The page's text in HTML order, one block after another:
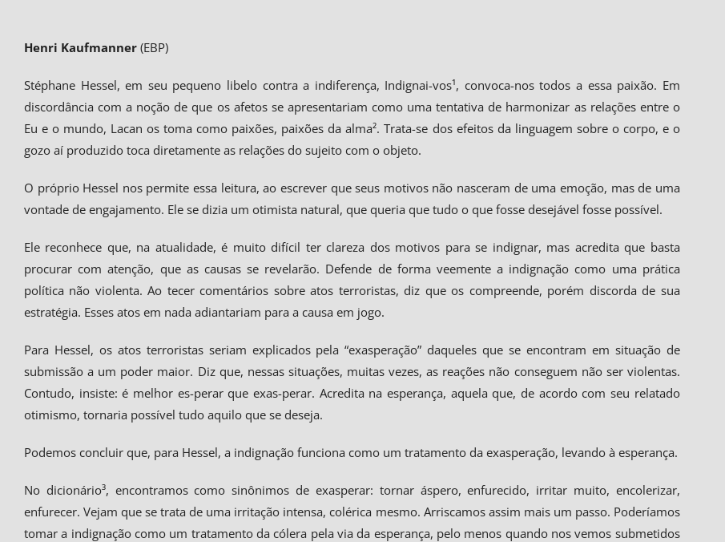
Henri Kaufmanner(EBP)
Stéphane Hessel, em seu pequeno libelo contra a indiferença, Indignai-vos¹, convoca-nos todos a essa paixão. Em
discordância com a noção de que os afetos se apresentariam como uma tentativa de harmonizar as relações entre o
Eu e o mundo, Lacan os toma como paixões, paixões da alma². Trata-se dos efeitos da linguagem sobre o corpo, e o
gozo aí produzido toca diretamente as relações do sujeito com o objeto.
O próprio Hessel nos permite essa leitura, ao escrever que seus motivos não nasceram de uma emoção, mas de uma
vontade de engajamento. Ele se dizia um otimista natural, que queria que tudo o que fosse desejável fosse possível.
Ele reconhece que, na atualidade, é muito difícil ter clareza dos motivos para se indignar, mas acredita que basta
procurar com atenção, que as causas se revelarão. Defende de forma veemente a indignação como uma prática
política não violenta. Ao tecer comentários sobre atos terroristas, diz que os compreende, porém discorda de sua
estratégia. Esses atos em nada adiantariam para a causa em jogo.
Para Hessel, os atos terroristas seriam explicados pela “exasperação” daqueles que se encontram em situação de
submissão a um poder maior. Diz que, nessas situações, muitas vezes, as reações não conseguem não ser violentas.
Contudo, insiste: é melhor es-perar que exas-perar. Acredita na esperança, aquela que, de acordo com seu relatado
otimismo, tornaria possível tudo aquilo que se deseja.
Podemos concluir que, para Hessel, a indignação funciona como um tratamento da exasperação, levando à esperança.
No dicionário³, encontramos como sinônimos de exasperar: tornar áspero, enfurecido, irritar muito, encolerizar,
enfurecer. Vejam que se trata de uma irritação intensa, colérica mesmo. Arriscamos assim mais um passo. Poderíamos
tomar a indignação como um tratamento da cólera pela via da esperança, pelo menos quando nos vemos submetidos